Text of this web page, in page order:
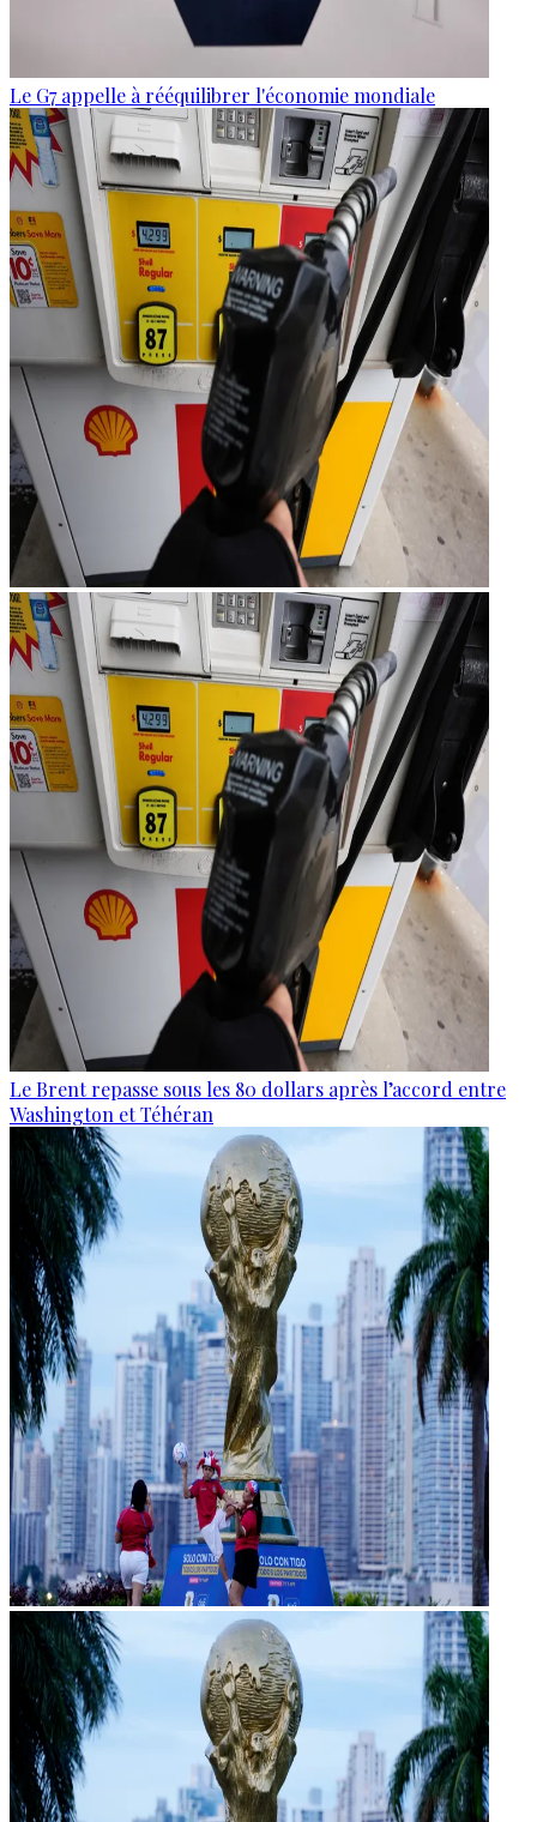
Le G7 appelle à rééquilibrer l'économie mondiale
Le Brent repasse sous les 80 dollars après l’accord entre
Washington et Téhéran